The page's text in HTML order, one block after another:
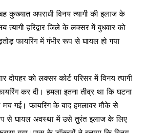
कुख्यात अपराधी विनय त्यागी की इलाज के
त्यागी हरिद्वार जिले के लक्सर में बुधवार को
फायरिंग में गंभीर रूप से घायल हो गया
दोपहर को लक्सर कोर्ट परिसर में विनय त्यागी
कर दी। हमला इतना तीव्र था कि घटना
गई। फायरिंग के बाद हमलावर मौके से
से घायल अवस्था में उसे तुरंत इलाज के लिए